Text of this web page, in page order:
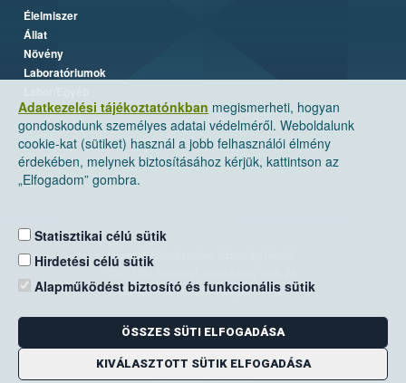
Adatkezelési tájékoztatónkban megismerheti, hogyan
gondoskodunk személyes adatai védelméről. Weboldalunk
cookie-kat (sütiket) használ a jobb felhasználói élmény
érdekében, melynek biztosításához kérjük, kattintson az
„Elfogadom” gombra.
Statisztikai célú sütik
Hirdetési célú sütik
Alapműködést biztosító és funkcionális sütik
ÖSSZES SÜTI ELFOGADÁSA
KIVÁLASZTOTT SÜTIK ELFOGADÁSA
Élelmiszer
Állat
Növény
Laboratóriumok
Nemzeti Élelmiszerlánc-biztonsági Hivatal
Levelezési cím: 1525 Budapest. Pf. 30.
E-mail:ugyfelszolgalat@nebih.gov.hu
Zöld szám: 06-80/263-244
Telefon: 06-1/ 336-9000